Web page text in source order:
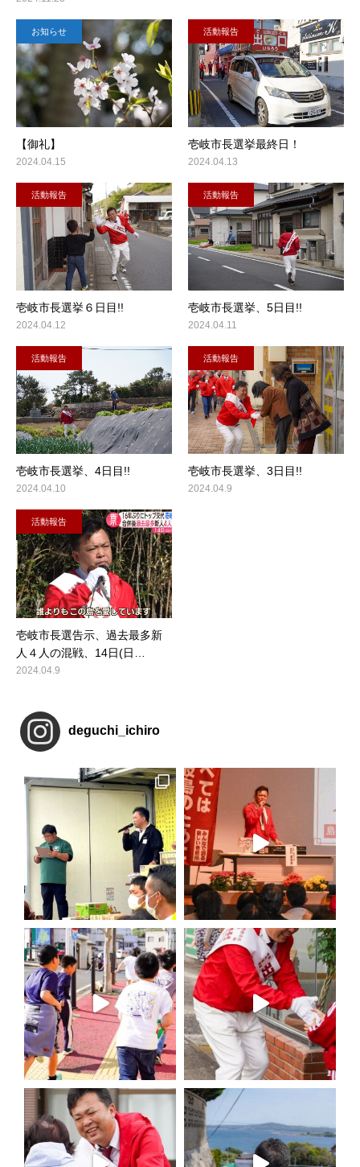
お知らせ
【御礼】
2024.04.15
活動報告
壱岐市長選挙最終日！
2024.04.13
活動報告
壱岐市長選挙６日目!!
2024.04.12
活動報告
壱岐市長選挙、5日目!!
2024.04.11
活動報告
壱岐市長選挙、4日目!!
2024.04.10
活動報告
壱岐市長選挙、3日目!!
2024.04.9
活動報告
壱岐市長選告示、過去最多新
人４人の混戦、14日(日…
2024.04.9
deguchi_ichiro